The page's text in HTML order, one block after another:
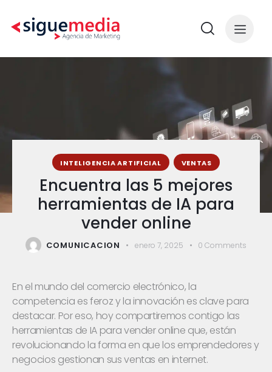
INTELIGENCIA ARTIFICIAL VENTAS
Encuentra las 5 mejores
herramientas de IA para
vender online
COMUNICACION enero 7, 2025 0 Comments
En el mundo del comercio electrónico, la
competencia es feroz y la innovación es clave para
destacar. Por eso, hoy compartiremos contigo las
herramientas de IA para vender online que, están
revolucionando la forma en que los emprendedores y
negocios gestionan sus ventas en internet.